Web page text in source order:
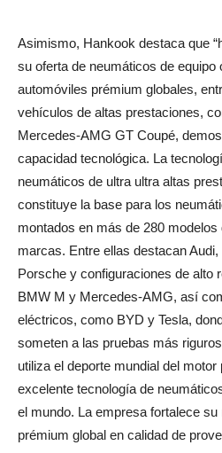
Asimismo, Hankook destaca que
su oferta de neumáticos de equipo
automóviles prémium globales,
vehículos de altas prestaciones,
Mercedes-AMG GT Coupé,
capacidad tecnológica. La
neumáticos de ultra ultra altas
constituye la base para los
montados en más de 280 modelos
marcas. Entre ellas destacan
Porsche y configuraciones de alto
BMW M y Mercedes-AMG, así
eléctricos, como BYD y Tesla,
someten a las pruebas más
utiliza el deporte mundial del
excelente tecnología de
el mundo. La empresa fortalece
prémium global en calidad de